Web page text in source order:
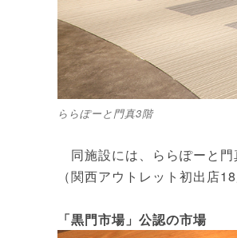
ららぽーと門真3階
同施設には、ららぽーと
（関西アウトレット初出店
「黒門市場」公認の市場